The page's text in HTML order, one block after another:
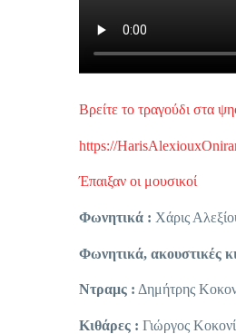
Βρείτε το τραγούδι στα
https://
Έπαιξαν οι μουσικοί
Φωνητικά : Χάρις
Φωνητικά, ακουστικές
Ντραμς : Δημήτρης
Κιθάρες : Γιώργος